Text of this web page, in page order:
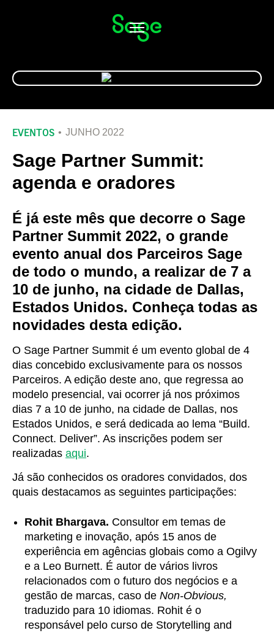
Alternar
navegação
EVENTOS JUNHO 2022
Sage Partner Summit:
agenda e oradores
É já este mês que decorre o Sage
Partner Summit 2022, o grande
evento anual dos Parceiros Sage
de todo o mundo, a realizar de 7 a
10 de junho, na cidade de Dallas,
Estados Unidos. Conheça todas as
novidades desta edição.
O Sage Partner Summit é um evento global de 4
dias concebido exclusivamente para os nossos
Parceiros. A edição deste ano, que regressa ao
modelo presencial, vai ocorrer já nos próximos
dias 7 a 10 de junho, na cidade de Dallas, nos
Estados Unidos, e será dedicada ao lema “Build.
Connect. Deliver”. As inscrições podem ser
realizadas aqui.
Já são conhecidos os oradores convidados, dos
quais destacamos as seguintes participações:
Rohit Bhargava. Consultor em temas de
marketing e inovação, após 15 anos de
experiência em agências globais como a Ogilvy
e a Leo Burnett. É autor de vários livros
relacionados com o futuro dos negócios e a
gestão de marcas, caso de Non-Obvious,
traduzido para 10 idiomas. Rohit é o
responsável pelo curso de Storytelling and